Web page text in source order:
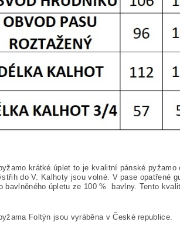
krátké úplet to je kvalitní pánské
do V. Kalhoty jsou volné. V pase opatřené
bavlněného úpletu ze 100 % bavlny. Tento
Foltýn jsou vyráběna v České republice.